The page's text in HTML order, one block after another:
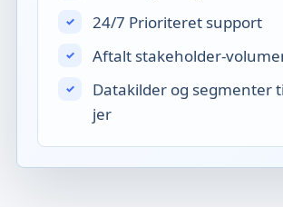
24/7 Prioriteret support
Aftalt stakeholder-
Datakilder og segmenter
jer